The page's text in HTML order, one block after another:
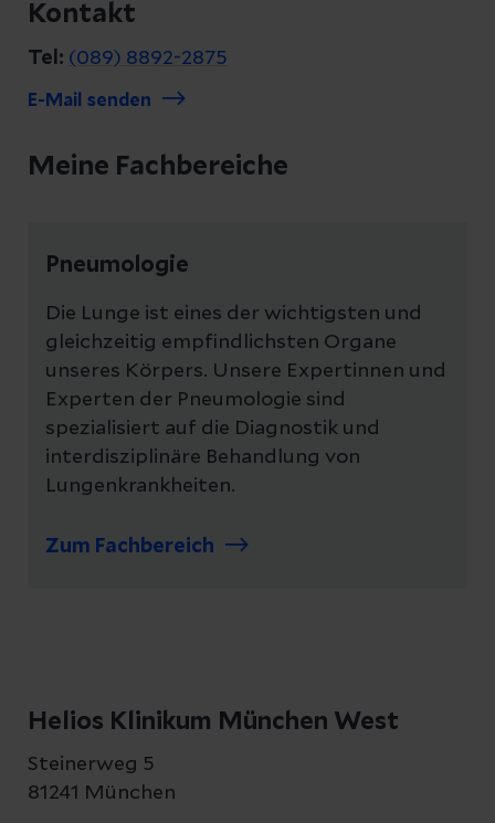
Kontakt
Tel: (089) 8892-2875
E-Mail senden
Meine Fachbereiche
Pneumologie
Die Lunge ist eines der wichtigsten und
gleichzeitig empfindlichsten Organe
unseres Körpers. Unsere Expertinnen und
Experten der Pneumologie sind
spezialisiert auf die Diagnostik und
interdisziplinäre Behandlung von
Lungenkrankheiten.
Zum Fachbereich
Helios Klinikum München West
Steinerweg 5
81241 München